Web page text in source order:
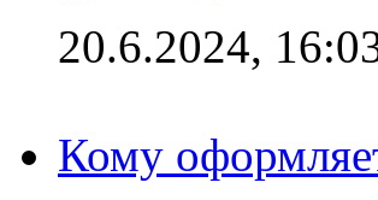
20.6.2024,
Кому